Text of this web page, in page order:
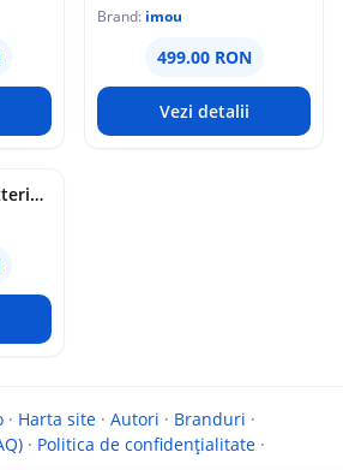
Brand: imou
499.00 RON
Vezi detalii
Videointerfon de exterior IP WiFi Dahua VTO6631QB-WP, 2MP, ecran 5 inch, acces prin PIN/recunoastere faciala/card/Bluetooth, slot card, microfon/difuzor, PoE
· Harta site · Autori · Branduri ·
· Politica de confidențialitate ·